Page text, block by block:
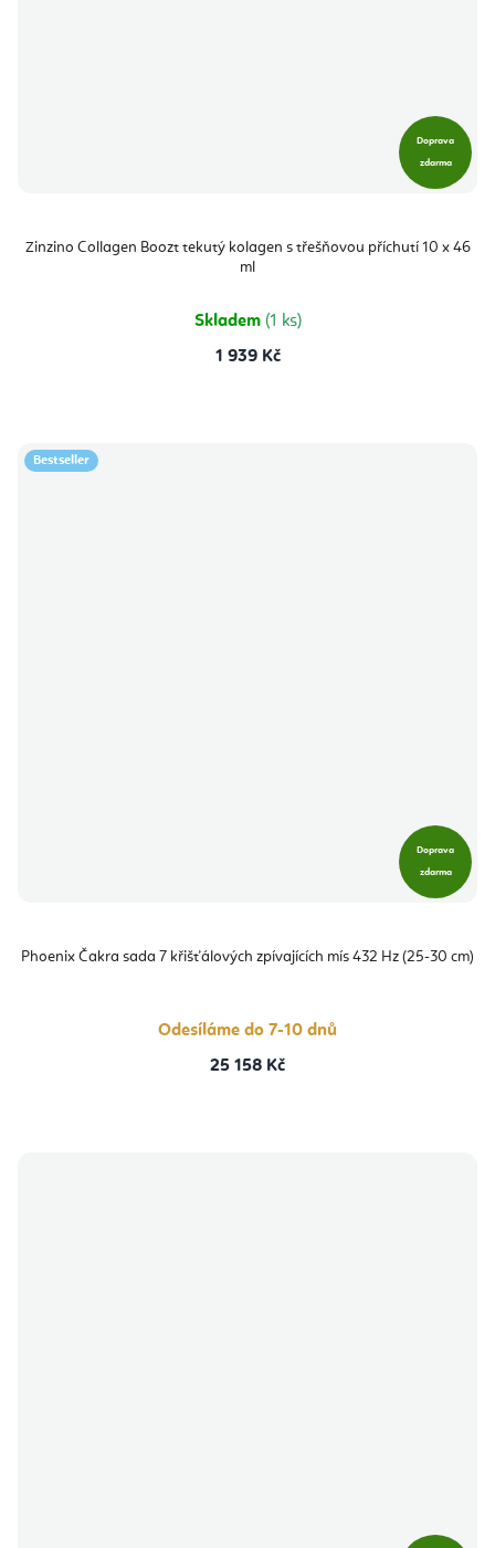
Doprava
zdarma
Zinzino Collagen Boozt tekutý kolagen s třešňovou příchutí 10 x 46
ml
Skladem (1 ks)
1 939 Kč
Bestseller
Doprava
zdarma
Phoenix Čakra sada 7 křišťálových zpívajících mís 432 Hz (25-30 cm)
Odesíláme do 7-10 dnů
25 158 Kč